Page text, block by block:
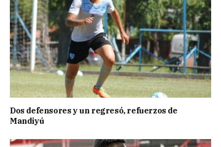
Dos defensores y un regresó, refuerzos de
Mandiyú